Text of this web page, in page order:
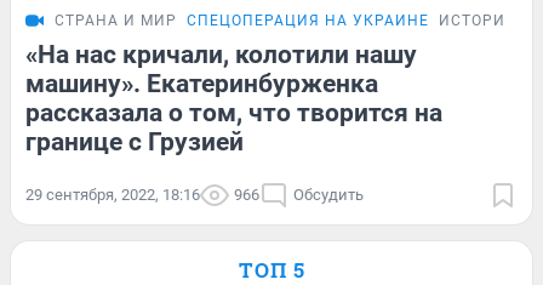
СТРАНА И МИР СПЕЦОПЕРАЦИЯ НА УКРАИНЕ ИСТОРИИ
«На нас кричали, колотили нашу
машину». Екатеринбурженка
рассказала о том, что творится на
границе с Грузией
29 сентября, 2022, 18:16 966 Обсудить
ТОП 5